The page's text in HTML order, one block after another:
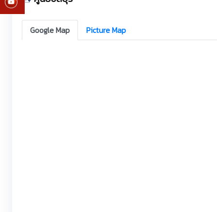
Google Map Picture Map